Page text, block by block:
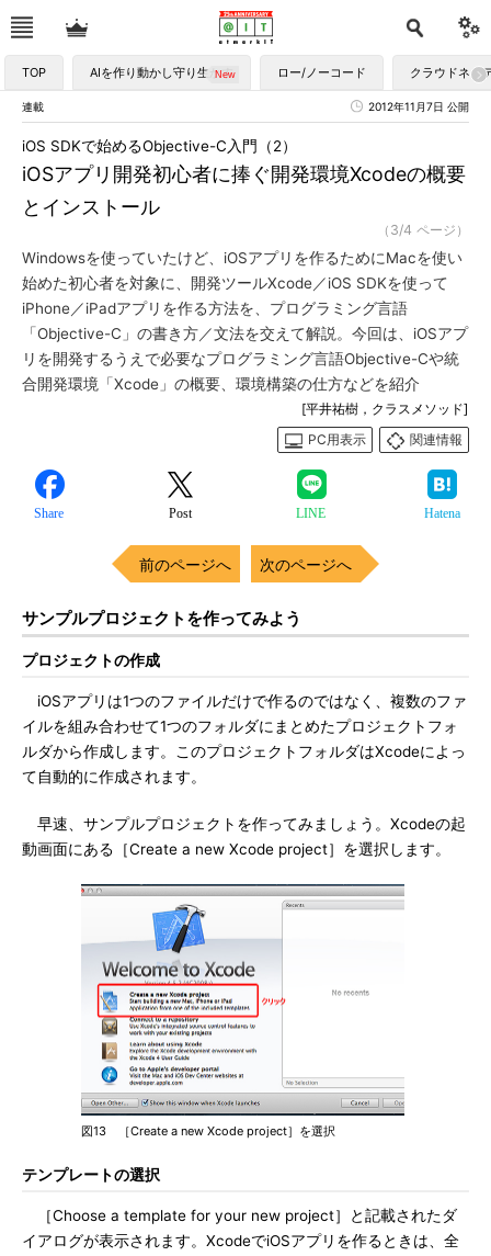
TOP AIを作り動かし守り生かす ロー/ノーコード クラウドネイ
連載 2012年11月7日 公開
iOSアプリ開発初心者に捧ぐ開発環境Xcodeの概要
とインストール
iOS SDKで始めるObjective-C入門（2）
（3/4 ページ）
Windowsを使っていたけど、iOSアプリを作るためにMacを使い
始めた初心者を対象に、開発ツールXcode／iOS SDKを使って
iPhone／iPadアプリを作る方法を、プログラミング言語
「Objective-C」の書き方／文法を交えて解説。今回は、iOSアプ
リを開発するうえで必要なプログラミング言語Objective-Cや統
合開発環境「Xcode」の概要、環境構築の仕方などを紹介
[平井祐樹，クラスメソッド]
PC用表示
関連情報
Share Post LINE Hatena
前のページへ 次のページへ
サンプルプロジェクトを作ってみよう
プロジェクトの作成
iOSアプリは1つのファイルだけで作るのではなく、複数のファ
イルを組み合わせて1つのフォルダにまとめたプロジェクトフォ
ルダから作成します。このプロジェクトフォルダはXcodeによっ
て自動的に作成されます。
早速、サンプルプロジェクトを作ってみましょう。Xcodeの起
動画面にある［Create a new Xcode project］を選択します。
図13 ［Create a new Xcode project］を選択
テンプレートの選択
［Choose a template for your new project］と記載されたダ
イアログが表示されます。XcodeでiOSアプリを作るときは、全